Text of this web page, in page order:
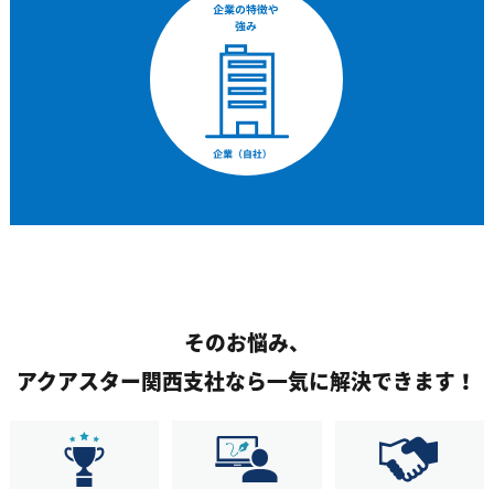
そのお悩み、
アクアスター関西支社なら一気に解決できます！